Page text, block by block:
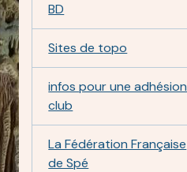
BD
Sites de topo
infos pour une adhésion
club
La Fédération Française
de Spé